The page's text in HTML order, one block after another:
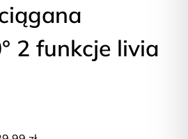
2 funkcje livia